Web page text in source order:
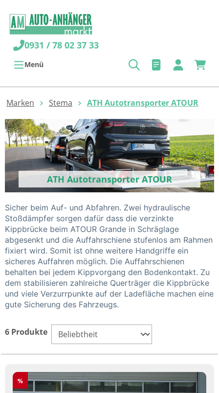
0931 / 78 02 37 33
Menü
Marken Stema ATH Autotransporter ATOUR
ATH Autotransporter ATOUR
Sicher beim Auf- und Abfahren. Zwei hydraulische
Stoßdämpfer sorgen dafür dass die verzinkte
Kippbrücke beim ATOUR Grande in Schräglage
abgesenkt und die Auffahrschiene stufenlos am Rahmen
fixiert wird. Somit ist ohne weitere Handgriffe ein
sicheres Auffahren möglich. Die Auffahrschienen
behalten bei jedem Kippvorgang den Bodenkontakt. Zu
dem stabilisieren zahlreiche Querträger die Kippbrücke
und viele Verzurrpunkte auf der Ladefläche machen eine
gute Sicherung des Fahrzeugs.
6 Produkte
Rabatt
%